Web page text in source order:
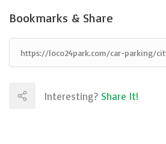
Bookmarks & Share
Interesting? Share It!